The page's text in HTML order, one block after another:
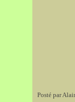
Posté par